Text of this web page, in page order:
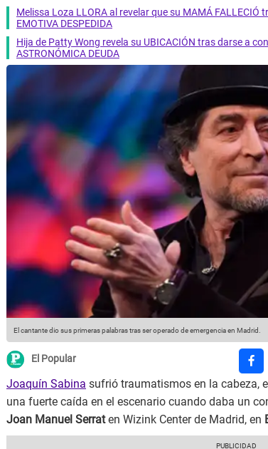
Melissa Loza LLORA al revelar que su MAMÁ FALLECIÓ
EMOTIVA DESPEDIDA
Hija de Patty Wong revela su UBICACIÓN tras darse a
ASTRONÓMICA DEUDA
El cantante dio sus primeras palabras tras ser operado de emergencia en Madrid.
El Popular
Joaquín Sabina sufrió traumatismos en la cabeza,
una fuerte caída en el escenario cuando daba un
Joan Manuel Serraten Wizink Center de Madrid, en